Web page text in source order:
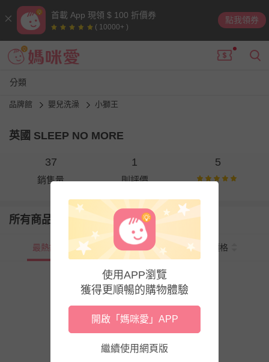
首載 App 現領 $ 100 折價券
( 10000+ )
點我領券
分類
品牌館 嬰兒洗澡 小獅王
英國 SLEEP NO MORE
37
銷售量
1
則評價
5
所有商品
最熱銷 新上市 價格
使用APP瀏覽
獲得更順暢的購物體驗
開啟「媽咪愛」APP
繼續使用網頁版